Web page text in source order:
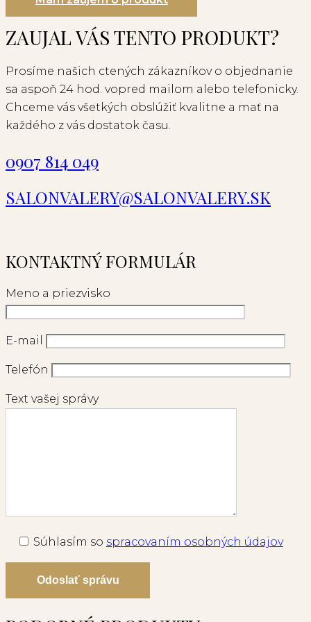
ZAUJAL VÁS TENTO PRODUKT?
Prosíme našich ctených zákazníkov o objednanie
sa aspoň 24 hod. vopred mailom alebo telefonicky.
Chceme vás všetkých obslúžiť kvalitne a mať na
každého z vás dostatok času.
0907 814 049
SALONVALERY@SALONVALERY.SK
KONTAKTNÝ FORMULÁR
Meno a priezvisko
E-mail
Telefón
Text vašej správy
Súhlasím so spracovaním osobných údajov
Odoslať správu